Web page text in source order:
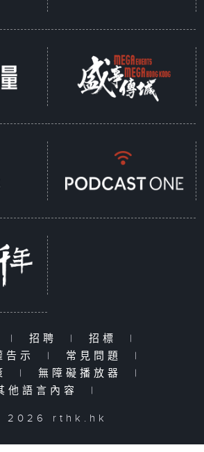
| 招聘 | 招標
|
告示
| 常見問題
|
| 無障礙播放器
|
他語言內容
|
2026 rthk.hk